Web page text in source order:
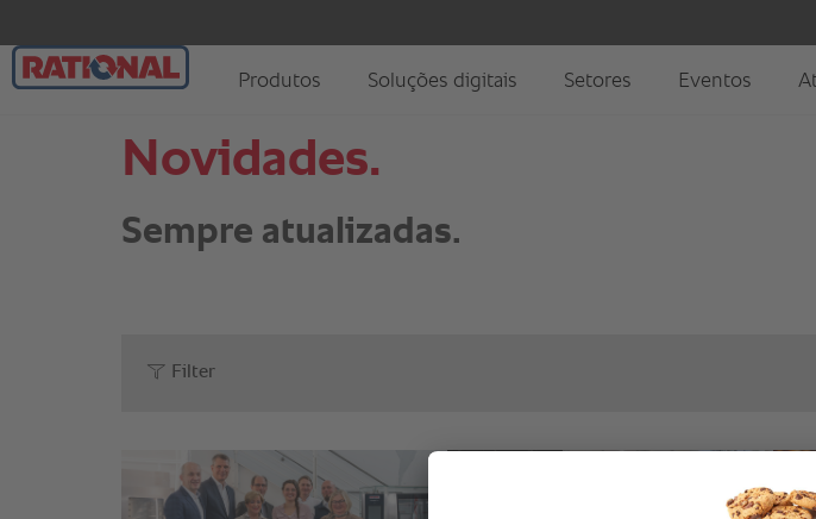
Novidades.
Sempre atualizadas.